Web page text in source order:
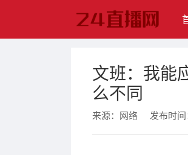
文班：我能
么不同
来源：网络 发布时